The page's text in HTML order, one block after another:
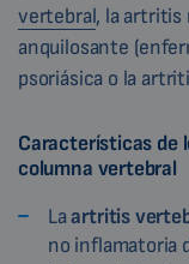
vertebral, la artritis
anquilosante
psoriásica o la
Características de
columna vertebral
Laartritis
no inflamatoria